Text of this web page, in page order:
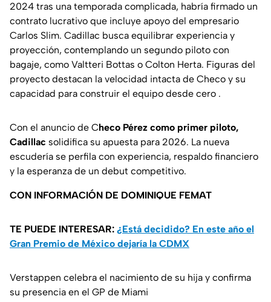
2024 tras una temporada complicada, habría firmado un
contrato lucrativo que incluye apoyo del empresario
Carlos Slim. Cadillac busca equilibrar experiencia y
proyección, contemplando un segundo piloto con
bagaje, como Valtteri Bottas o Colton Herta. Figuras del
proyecto destacan la velocidad intacta de Checo y su
capacidad para construir el equipo desde cero .
Con el anuncio de Checo Pérez como primer piloto,
Cadillac solidifica su apuesta para 2026. La nueva
escudería se perfila con experiencia, respaldo financiero
y la esperanza de un debut competitivo.
CON INFORMACIÓN DE DOMINIQUE FEMAT
TE PUEDE INTERESAR: ¿Está decidido? En este año el
Gran Premio de México dejaría la CDMX
Verstappen celebra el nacimiento de su hija y confirma
su presencia en el GP de Miami